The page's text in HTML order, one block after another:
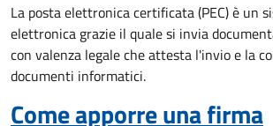
La posta elettronica certificata (PEC) è un
elettronica grazie il quale si invia
con valenza legale che attesta l'invio e la
documenti informatici.
Come apporre una firma